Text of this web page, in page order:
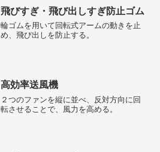
飛びすぎ・飛び出しすぎ防止ゴム
輪ゴムを用いて回転式アームの動きを止
め、飛び出しを防止する。
高効率送風機
２つのファンを縦に並べ、反対方向に回
転させることで、風力を高める。